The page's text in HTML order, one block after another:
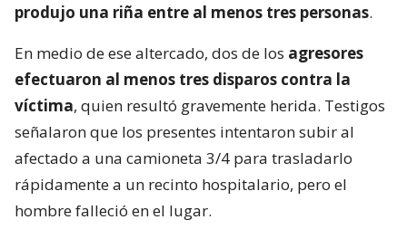
produjo una riña entre al menos tres personas.
En medio de ese altercado, dos de los agresores
efectuaron al menos tres disparos contra la
víctima, quien resultó gravemente herida. Testigos
señalaron que los presentes intentaron subir al
afectado a una camioneta 3/4 para trasladarlo
rápidamente a un recinto hospitalario, pero el
hombre falleció en el lugar.